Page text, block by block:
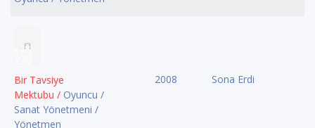
Bir Tavsiye
Mektubu / Oyuncu /
Sanat Yönetmeni /
Yönetmen
2008 Sona Erdi